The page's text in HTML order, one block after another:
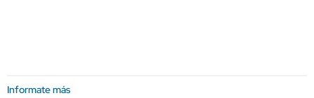
Informate más